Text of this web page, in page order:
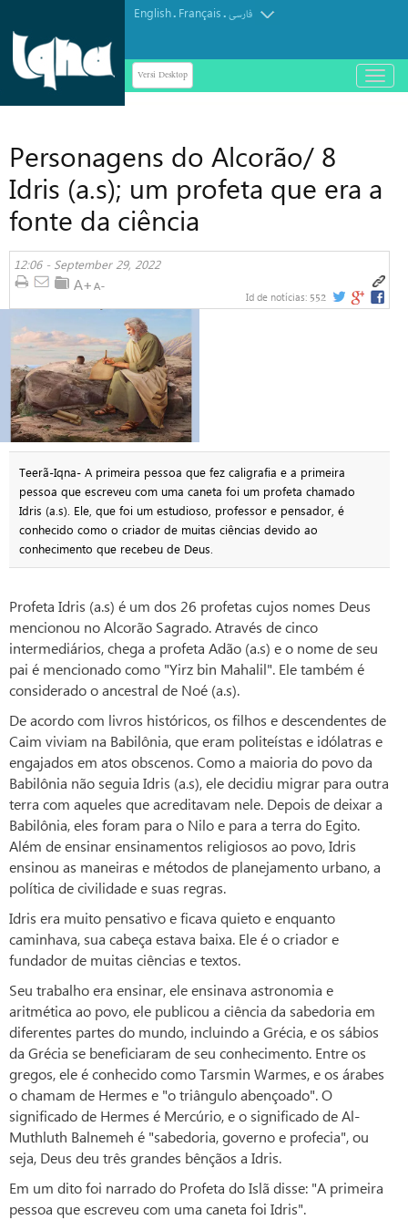
English. Français.فارسی
Versi Desktop
باز
و
Personagens do Alcorão/ 8
Idris (a.s); um profeta que era a
fonte da ciência
12:06 - September 29, 2022
Id de notícias: 552
Teerã-Iqna- A primeira pessoa que fez caligrafia e a primeira
pessoa que escreveu com uma caneta foi um profeta chamado
Idris (a.s). Ele, que foi um estudioso, professor e pensador, é
conhecido como o criador de muitas ciências devido ao
conhecimento que recebeu de Deus.
Profeta Idris (a.s) é um dos 26 profetas cujos nomes Deus
mencionou no Alcorão Sagrado. Através de cinco
intermediários, chega a profeta Adão (a.s) e o nome de seu
pai é mencionado como "Yirz bin Mahalil". Ele também é
considerado o ancestral de Noé (a.s).
De acordo com livros históricos, os filhos e descendentes de
Caim viviam na Babilônia, que eram politeístas e idólatras e
engajados em atos obscenos. Como a maioria do povo da
Babilônia não seguia Idris (a.s), ele decidiu migrar para outra
terra com aqueles que acreditavam nele. Depois de deixar a
Babilônia, eles foram para o Nilo e para a terra do Egito.
Além de ensinar ensinamentos religiosos ao povo, Idris
ensinou as maneiras e métodos de planejamento urbano, a
política de civilidade e suas regras.
Idris era muito pensativo e ficava quieto e enquanto
caminhava, sua cabeça estava baixa. Ele é o criador e
fundador de muitas ciências e textos.
Seu trabalho era ensinar, ele ensinava astronomia e
aritmética ao povo, ele publicou a ciência da sabedoria em
diferentes partes do mundo, incluindo a Grécia, e os sábios
da Grécia se beneficiaram de seu conhecimento. Entre os
gregos, ele é conhecido como Tarsmin Warmes, e os árabes
o chamam de Hermes e "o triângulo abençoado". O
significado de Hermes é Mercúrio, e o significado de Al-
Muthluth Balnemeh é "sabedoria, governo e profecia", ou
seja, Deus deu três grandes bênçãos a Idris.
Em um dito foi narrado do Profeta do Islã disse: "A primeira
pessoa que escreveu com uma caneta foi Idris".